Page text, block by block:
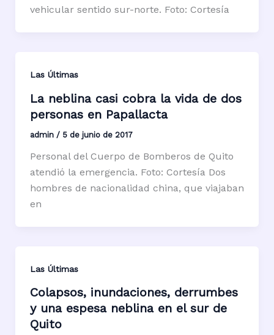
vehicular sentido sur-norte. Foto: Cortesía
Las Últimas
La neblina casi cobra la vida de dos
personas en Papallacta
admin / 5 de junio de 2017
Personal del Cuerpo de Bomberos de Quito
atendió la emergencia. Foto: Cortesía Dos
hombres de nacionalidad china, que viajaban
en
Las Últimas
Colapsos, inundaciones, derrumbes
y una espesa neblina en el sur de
Quito